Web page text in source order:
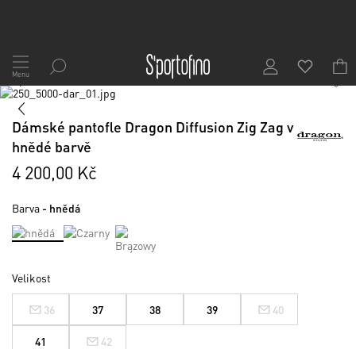
Přejít
na
obsah
Menu
Skip
the
end
the
images
1/7
Skip
the
beginning
the
gallery
Dámské pantofle Dragon Diffusion Zig Zag v
hnědé barvě
4 200,00 Kč
Barva - hnědá
Velikost
36 37 38 39 40
41 42